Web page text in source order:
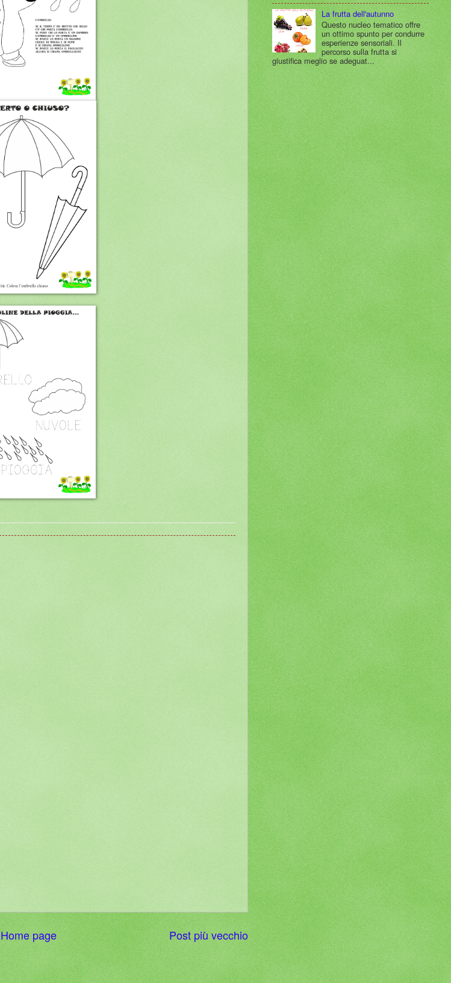
Post più vecchio
Home page
La frutta dell'autunno
Questo nucleo tematico offre
un ottimo spunto per condurre
esperienze sensoriali. Il
percorso sulla frutta si
giustifica meglio se adeguat...